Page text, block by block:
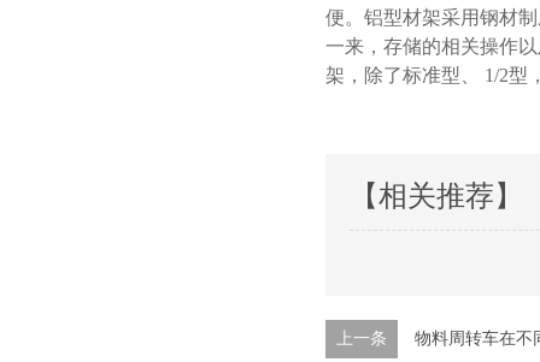
便。铝型材架采用钢
一来，存储的相关操作
架，除了标准型、
1/2型
【相关推荐】
上一条 物料周转车在不